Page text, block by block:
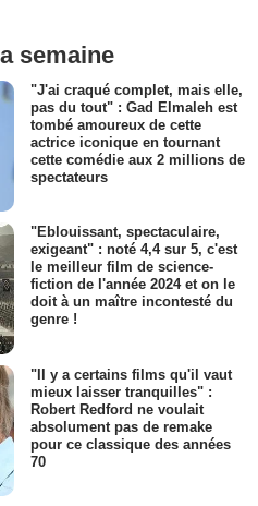
semaine
"J'ai craqué complet, mais elle,
pas du tout" : Gad Elmaleh est
tombé amoureux de cette
actrice iconique en tournant
cette comédie aux 2 millions de
spectateurs
"Eblouissant, spectaculaire,
exigeant" : noté 4,4 sur 5, c'est
le meilleur film de science-
fiction de l'année 2024 et on le
doit à un maître incontesté du
genre !
"Il y a certains films qu'il vaut
mieux laisser tranquilles" :
Robert Redford ne voulait
absolument pas de remake
pour ce classique des années
70